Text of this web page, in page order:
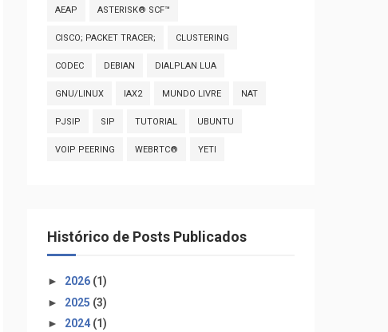
2[0-4]-1"
AEAP ASTERISK® SCF™
CISCO; PACKET TRACER; CLUSTERING
CODEC DEBIAN DIALPLAN LUA
GNU/LINUX IAX2 MUNDO LIVRE NAT
PJSIP SIP TUTORIAL UBUNTU
VOIP PEERING WEBRTC® YETI
Histórico de Posts Publicados
► 2026 (1)
► 2025 (3)
► 2024 (1)